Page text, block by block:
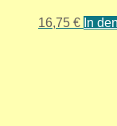
16,75 € In